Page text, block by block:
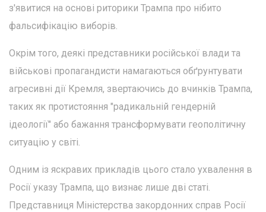
з'явитися на основі риторики Трампа про нібито
фальсифікацію виборів.
Окрім того, деякі представники російської влади та
військові пропагандисти намагаються обґрунтувати
агресивні дії Кремля, звертаючись до вчинків Трампа,
таких як протистояння "радикальній гендерній
ідеології" або бажання трансформувати геополітичну
ситуацію у світі.
Одним із яскравих прикладів цього стало ухвалення в
Росії указу Трампа, що визнає лише дві статі.
Представниця Міністерства закордонних справ Росії